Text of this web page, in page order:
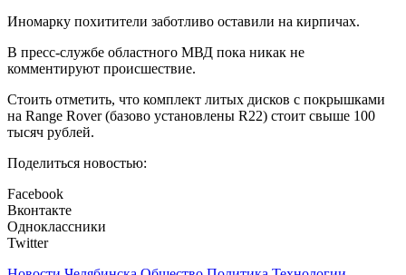
Иномарку похитители заботливо оставили на кирпичах.
В пресс-службе областного МВД пока никак не
комментируют происшествие.
Стоить отметить, что комплект литых дисков с покрышками
на Range Rover (базово установлены R22) стоит свыше 100
тысяч рублей.
Поделиться новостью:
Facebook
Вконтакте
Одноклассники
Twitter